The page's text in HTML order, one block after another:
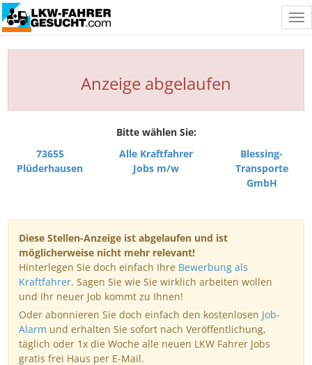
Anzeige abgelaufen
Bitte wählen Sie:
73655
Plüderhausen
Alle Kraftfahrer
Jobs m/w
Blessing-
Transporte
GmbH
Diese Stellen-Anzeige ist abgelaufen und ist
möglicherweise nicht mehr relevant!
Hinterlegen Sie doch einfach Ihre Bewerbung als
Kraftfahrer. Sagen Sie wie Sie wirklich arbeiten wollen
und Ihr neuer Job kommt zu Ihnen!
Oder abonnieren Sie doch einfach den kostenlosen Job-
Alarm und erhalten Sie sofort nach Veröffentlichung,
täglich oder 1x die Woche alle neuen LKW Fahrer Jobs
gratis frei Haus per E-Mail.